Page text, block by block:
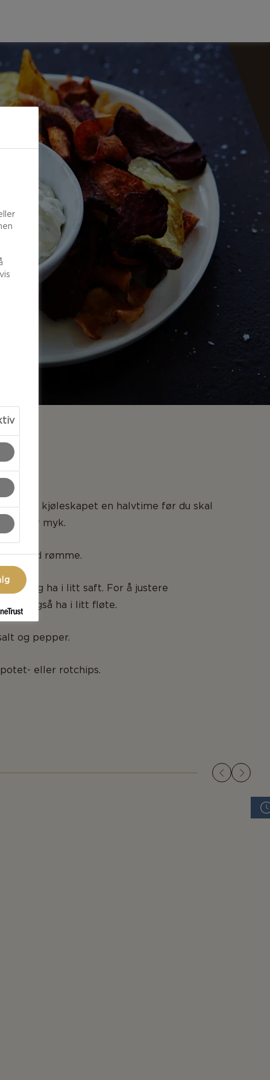
ut av kjøleskapet en halvtime før du skal
blir myk.
med rømme.
og ha i litt saft. For å justere
du også ha i litt fløte.
og pepper.
eller rotchips.